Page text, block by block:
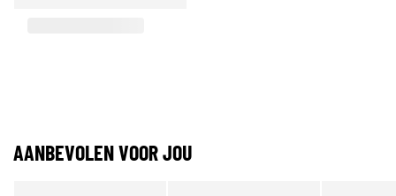
AANBEVOLEN VOOR JOU